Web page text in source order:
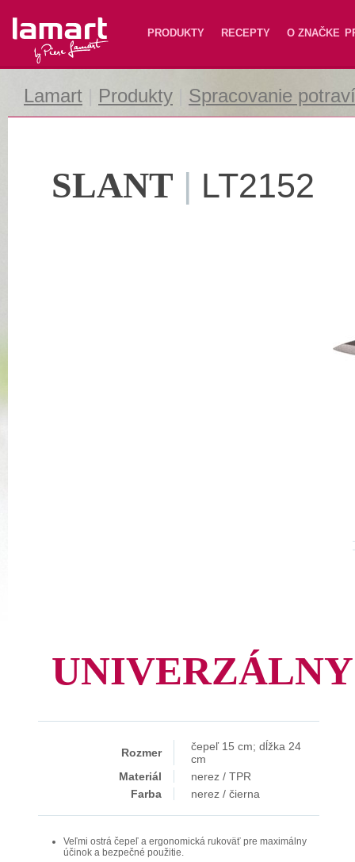
Lamart PRODUKTY RECEPTY O ZNAČKE
Lamart Produkty Spracovanie
SLANT | LT2152
Rozmer
čepeľ 15 cm; dĺžka 24
cm
Materiál
nerez / TPR
Farba
nerez / čierna
Veľmi ostrá čepeľ a ergonomická rukoväť pre maximálny
účinok a bezpečné použitie.